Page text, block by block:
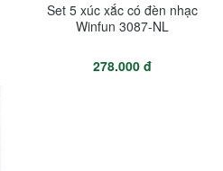
Set 5 xúc xắc có đèn nhạc
Winfun 3087-NL
278.000 đ